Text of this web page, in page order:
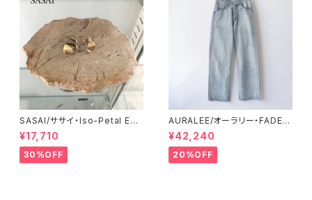
SASAI/ササイ・Iso-Petal Earr
ings
¥17,710
30%OFF
AURALEE/オーラリー・FADED
SELVEDGE LIGHT DENIM P
ANTS
¥42,240
20%OFF